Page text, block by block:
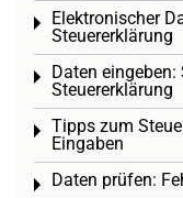
Elektronischer
Steuererklärung
Toggle menu
Daten
Steuererklärung
Toggle menu
Tipps zum
Eingaben
Toggle menu
Daten prüfen:
Toggle menu